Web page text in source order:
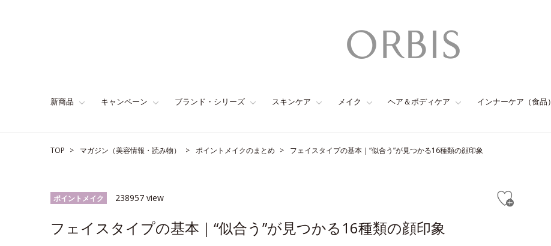
新商品 キャンペーン ブランド・シリーズ スキンケア メイク ヘア＆ボディケア インナーケア（食品）
TOP マガジン（美容情報・読み物） ポイントメイクのまとめ フェイスタイプの基本｜“似合う”が見つかる16種類の顔印象
ポイントメイク 238957 view
フェイスタイプの基本｜“似合う”が見つかる16種類の顔印象